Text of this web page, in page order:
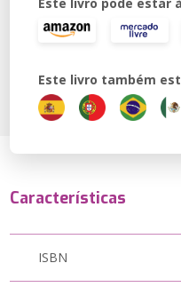
Este livro também
Características
ISBN